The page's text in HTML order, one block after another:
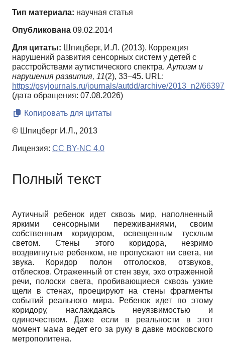
Тип материала: научная статья
Опубликована 09.02.2014
Для цитаты: Шпицберг, И.Л. (2013). Коррекция
нарушений развития сенсорных систем у детей с
расстройствами аутистического спектра. Аутизм и
нарушения развития, 11(2), 33–45. URL:
https://psyjournals.ru/journals/autdd/archive/2013_n2/66397
(дата обращения: 07.08.2026)
Копировать для цитаты
© Шпицберг И.Л., 2013
Лицензия: CC BY-NC 4.0
Полный текст
Аутичный ребенок идет сквозь мир, наполненный
яркими сенсорными переживаниями, своим
собственным коридором, освещенным тусклым
светом. Стены этого коридора, незримо
воздвигнутые ребенком, не пропускают ни света, ни
звука. Коридор полон отголосков, отзвуков,
отблесков. Отраженный от стен звук, эхо отраженной
речи, полоски света, пробивающиеся сквозь узкие
щели в стенах, проецируют на стены фрагменты
событий реального мира. Ребенок идет по этому
коридору, наслаждаясь неуязвимостью и
одиночеством. Даже если в реальности в этот
момент мама ведет его за руку в давке московского
метрополитена.